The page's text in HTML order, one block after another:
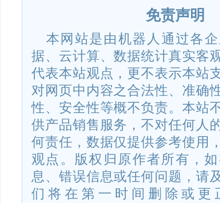
免责声明
本网站是由机器人通过各
据、云计算、数据统计真实客
代表本站观点，更不表示本站
对网页中内容之合法性、准确
性、安全性等概不负责。本站
供产品销售服务，不对任何人
何责任，数据仅提供参考使用
观点。版权归原作者所有，
息、错误信息或任何问题，请
们将在第一时间删除或更